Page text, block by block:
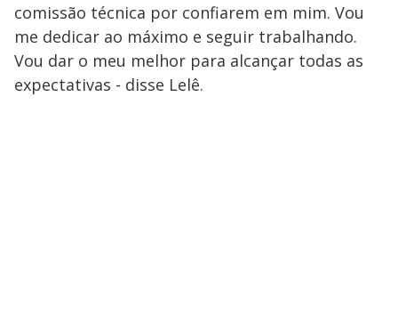
comissão técnica por confiarem em mim. Vou
me dedicar ao máximo e seguir trabalhando.
Vou dar o meu melhor para alcançar todas as
expectativas - disse Lelê.